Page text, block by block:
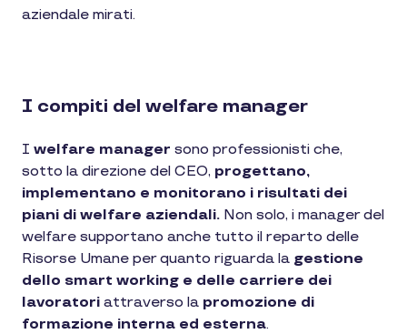
aziendale mirati.
I compiti del welfare manager
I welfare manager sono professionisti che,
sotto la direzione del CEO, progettano,
implementano e monitorano i risultati dei
piani di welfare aziendali. Non solo, i manager del
welfare supportano anche tutto il reparto delle
Risorse Umane per quanto riguarda la gestione
dello smart working e delle carriere dei
lavoratori attraverso la promozione di
formazione interna ed esterna.